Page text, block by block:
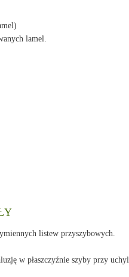
lamel.
listew przyszybowych.
w płaszczyźnie szyby przy